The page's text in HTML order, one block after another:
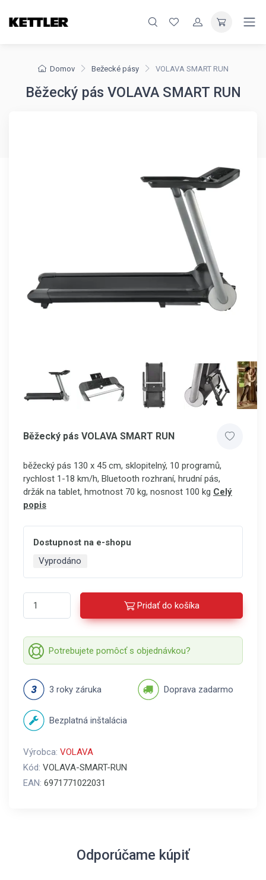
Domov Bežecké pásy VOLAVA SMART RUN
Běžecký pás VOLAVA SMART RUN
Běžecký pás VOLAVA SMART RUN
běžecký pás 130 x 45 cm, sklopitelný, 10 programů,
rychlost 1-18 km/h, Bluetooth rozhraní, hrudní pás,
držák na tablet, hmotnost 70 kg, nosnost 100 kg Celý
popis
Dostupnost na e-shopu
Vyprodáno
Pridať do košíka
Potrebujete pomôcť s objednávkou?
3 roky záruka Doprava zadarmo
Bezplatná inštalácia
Výrobca: VOLAVA
Kód: VOLAVA-SMART-RUN
EAN: 6971771022031
Odporúčame kúpiť